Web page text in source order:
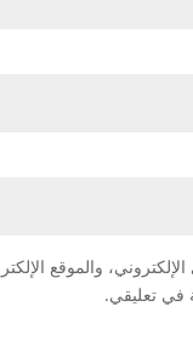
والموقع
في تعليقي.